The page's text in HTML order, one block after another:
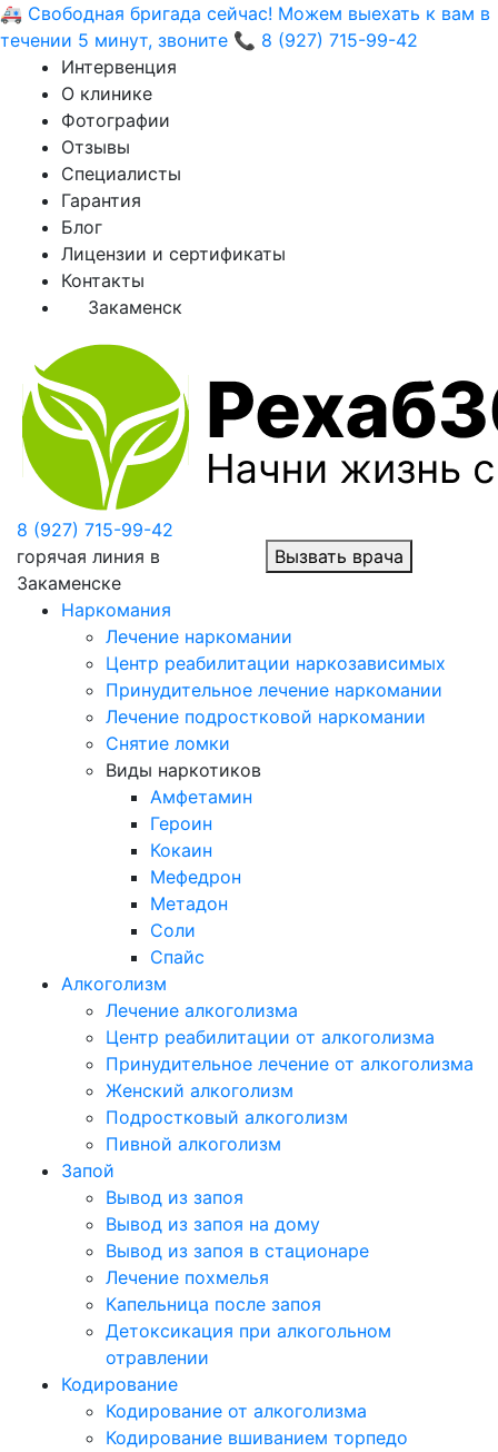
🚑 Свободная бригада сейчас! Можем выехать к вам в
течении 5 минут, звоните 📞 8 (927) 715-99-42
Интервенция
О клинике
Фотографии
Отзывы
Специалисты
Гарантия
Блог
Лицензии и сертификаты
Контакты
Закаменск
8 (927) 715-99-42
горячая линия в
Закаменске
Вызвать врача
Наркомания
Лечение наркомании
Центр реабилитации наркозависимых
Принудительное лечение наркомании
Лечение подростковой наркомании
Снятие ломки
Виды наркотиков
Амфетамин
Героин
Кокаин
Мефедрон
Метадон
Соли
Спайс
Алкоголизм
Лечение алкоголизма
Центр реабилитации от алкоголизма
Принудительное лечение от алкоголизма
Женский алкоголизм
Подростковый алкоголизм
Пивной алкоголизм
Запой
Вывод из запоя
Вывод из запоя на дому
Вывод из запоя в стационаре
Лечение похмелья
Капельница после запоя
Детоксикация при алкогольном
отравлении
Кодирование
Кодирование от алкоголизма
Кодирование вшиванием торпедо